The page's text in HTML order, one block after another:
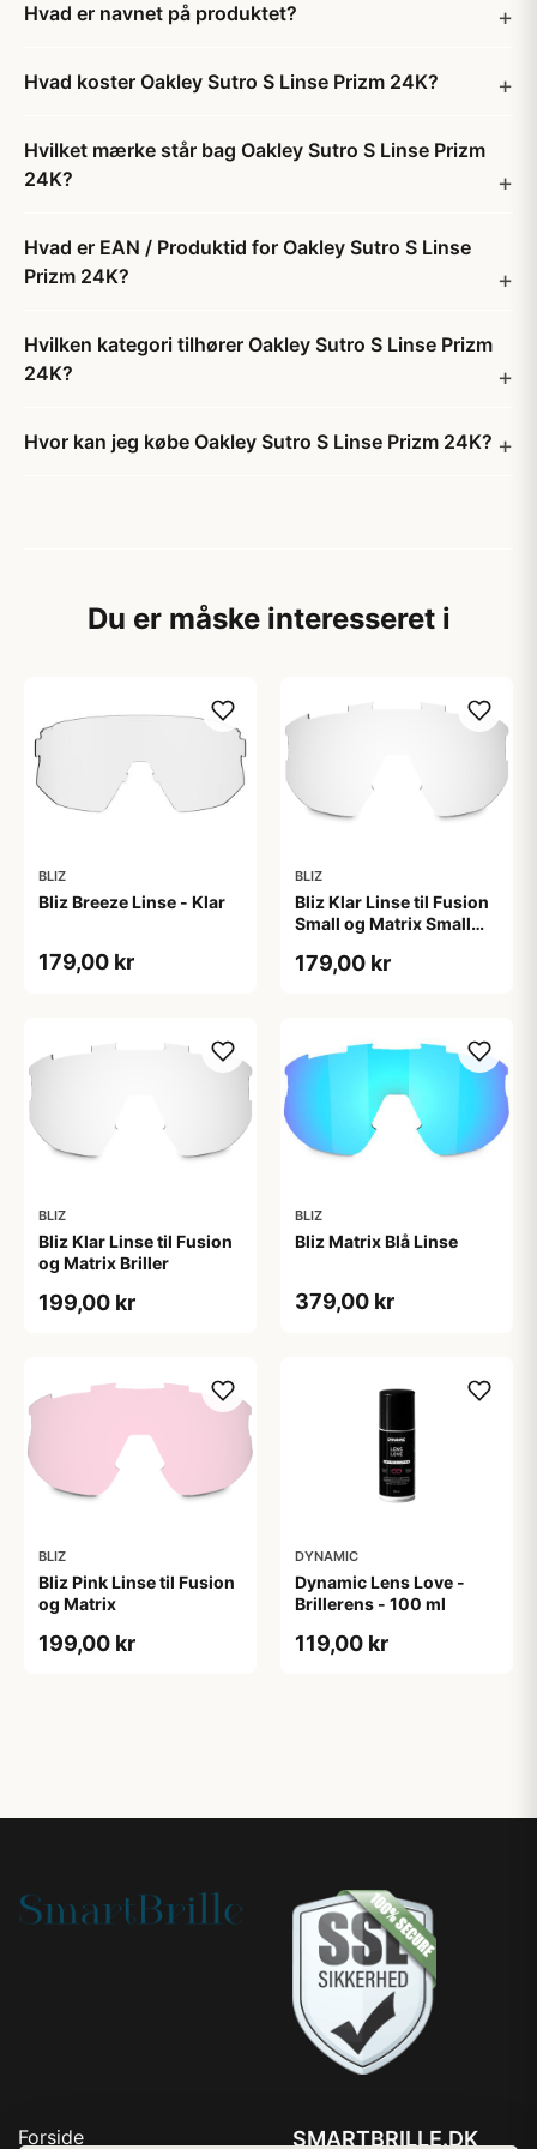
Hvad er navnet på produktet?
Hvad koster Oakley Sutro S Linse Prizm 24K?
Hvilket mærke står bag Oakley Sutro S Linse Prizm
24K?
Hvad er EAN / Produktid for Oakley Sutro S Linse
Prizm 24K?
Hvilken kategori tilhører Oakley Sutro S Linse Prizm
24K?
Hvor kan jeg købe Oakley Sutro S Linse Prizm 24K?
Du er måske interesseret i
BLIZ
Bliz Breeze Linse - Klar
179,00 kr
BLIZ
Bliz Klar Linse til Fusion
Small og Matrix Small
179,00 kr
BLIZ
Bliz Klar Linse til Fusion
og Matrix Briller
199,00 kr
BLIZ
Bliz Matrix Blå Linse
379,00 kr
BLIZ
Bliz Pink Linse til Fusion
og Matrix
199,00 kr
DYNAMIC
Dynamic Lens Love -
Brillerens - 100 ml
119,00 kr
Forside SMARTBRILLE.DK